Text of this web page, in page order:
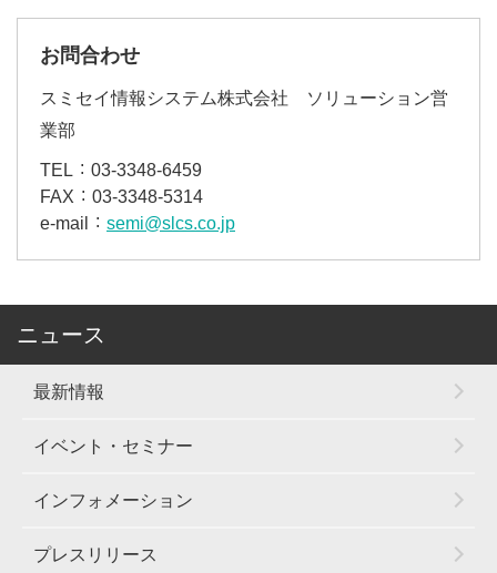
お問合わせ
スミセイ情報システム株式会社 ソリューション営
業部
TEL
03-3348-6459
FAX
03-3348-5314
e-mail
semi@slcs.co.jp
ニュース
最新情報
イベント・セミナー
インフォメーション
プレスリリース